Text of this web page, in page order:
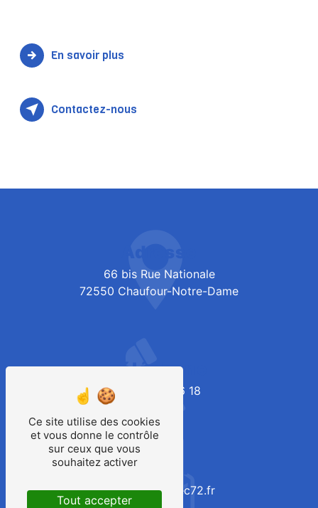
En savoir plus
Contactez-nous
66 bis Rue Nationale
72550 Chaufour-Notre-Dame
Téléphone
02 43 39 46 18
E-mail
contact@apelec72.fr
Ce site utilise des cookies
et vous donne le contrôle
sur ceux que vous
souhaitez activer
Tout accepter